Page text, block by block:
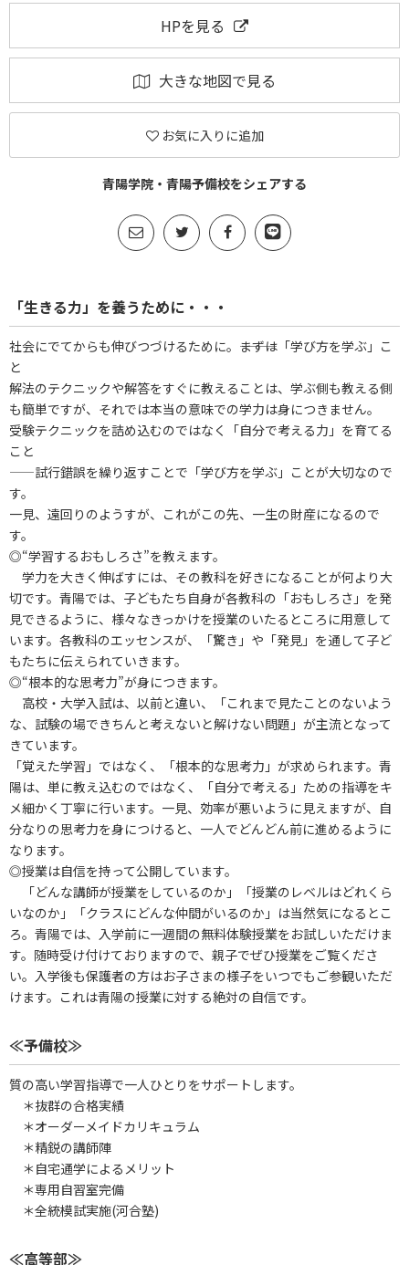
HPを見る
大きな地図で見る
お気に入りに追加
青陽学院・青陽予備校をシェアする
「生きる力」を養うために・・・
社会にでてからも伸びつづけるために。―――まずは「学び方を学ぶ」こ
と
解法のテクニックや解答をすぐに教えることは、学ぶ側も教える側
も簡単ですが、それでは本当の意味での学力は身につきません。
受験テクニックを詰め込むのではなく「自分で考える力」を育てる
こと
――試行錯誤を繰り返すことで「学び方を学ぶ」ことが大切なので
す。
一見、遠回りのようすが、これがこの先、一生の財産になるので
す。
◎“学習するおもしろさ”を教えます。
学力を大きく伸ばすには、その教科を好きになることが何より大
切です。青陽では、子どもたち自身が各教科の「おもしろさ」を発
見できるように、様々なきっかけを授業のいたるところに用意して
います。各教科のエッセンスが、「驚き」や「発見」を通して子ど
もたちに伝えられていきます。
◎“根本的な思考力”が身につきます。
高校・大学入試は、以前と違い、「これまで見たことのないよう
な、試験の場できちんと考えないと解けない問題」が主流となって
きています。
「覚えた学習」ではなく、「根本的な思考力」が求められます。青
陽は、単に教え込むのではなく、「自分で考える」ための指導をキ
メ細かく丁寧に行います。一見、効率が悪いように見えますが、自
分なりの思考力を身につけると、一人でどんどん前に進めるように
なります。
◎授業は自信を持って公開しています。
「どんな講師が授業をしているのか」「授業のレベルはどれくら
いなのか」「クラスにどんな仲間がいるのか」は当然気になるとこ
ろ。青陽では、入学前に一週間の無料体験授業をお試しいただけま
す。随時受け付けておりますので、親子でぜひ授業をご覧くださ
い。入学後も保護者の方はお子さまの様子をいつでもご参観いただ
けます。これは青陽の授業に対する絶対の自信です。
≪予備校≫
質の高い学習指導で一人ひとりをサポートします。
＊抜群の合格実績
＊オーダーメイドカリキュラム
＊精鋭の講師陣
＊自宅通学によるメリット
＊専用自習室完備
＊全統模試実施(河合塾)
≪高等部≫